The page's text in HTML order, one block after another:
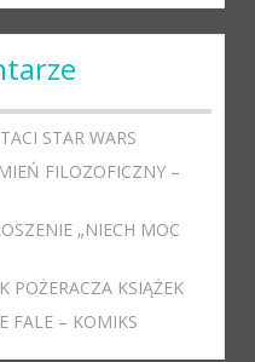
STAR WARS
FILOZOFICZNY –
„NIECH MOC
POŻERACZA KSIĄŻEK
FALE – KOMIKS